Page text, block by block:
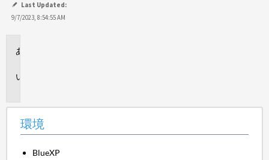
Last Updated:
9/7/2023, 8:54:55 AM
環境
BlueXP